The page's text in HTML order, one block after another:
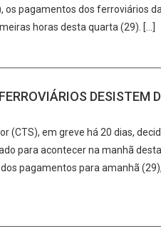
os pagamentos dos ferroviários
horas desta quarta (29). […]
DESISTEM
(CTS), em greve há 20 dias,
para acontecer na manhã
pagamentos para amanhã